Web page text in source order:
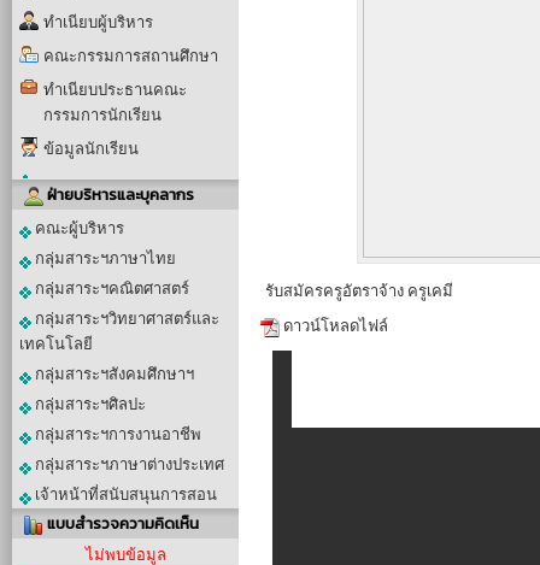
ทำเนียบผู้บริหาร
คณะกรรมการสถานศึกษา
ทำเนียบประธานคณะ
กรรมการนักเรียน
ข้อมูลนักเรียน
ฝ่ายบริหารและบุคลากร
คณะผู้บริหาร
กลุ่มสาระฯภาษาไทย
กลุ่มสาระฯคณิตศาสตร์
กลุ่มสาระฯวิทยาศาสตร์และ
เทคโนโลยี
กลุ่มสาระฯสังคมศึกษาฯ
กลุ่มสาระฯศิลปะ
กลุ่มสาระฯการงานอาชีพ
กลุ่มสาระฯภาษาต่างประเทศ
เจ้าหน้าที่สนับสนุนการสอน
แบบสำรวจความคิดเห็น
ไม่พบข้อมูล
รับสมัครครูอัตราจ้าง ครูเคมี
ดาวน์โหลดไฟล์